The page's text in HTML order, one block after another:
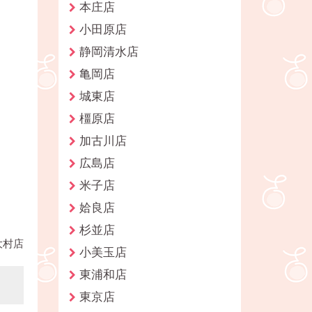
店
本庄店
小田原店
静岡清水店
亀岡店
城東店
橿原店
加古川店
広島店
米子店
姶良店
杉並店
小美玉店
東浦和店
東京店